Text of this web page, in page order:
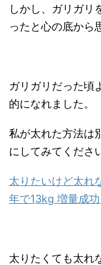
しかし、ガリガリ
ったと心の底から
ガリガリだった頃
的になれました。
私が太れた方法は
にしてみてくださ
太りたいけど太れ
年で13kg 増量成功
太りたくても太れ